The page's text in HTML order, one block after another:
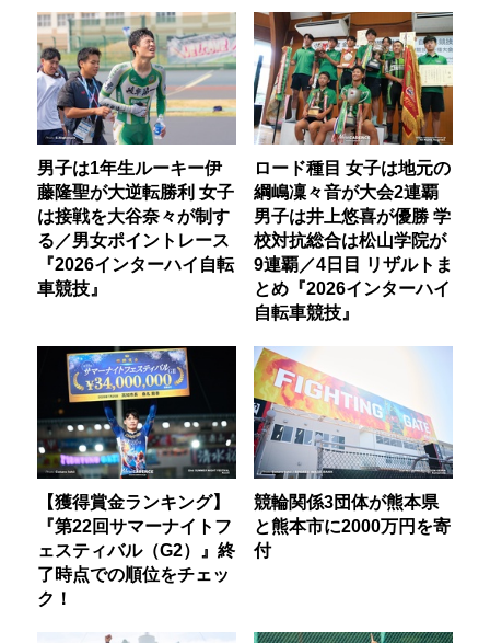
男子は1年生ルーキー伊
藤隆聖が大逆転勝利 女子
は接戦を大谷奈々が制す
る／男女ポイントレース
『2026インターハイ自転
車競技』
ロード種目 女子は地元の
綱嶋凜々音が大会2連覇
男子は井上悠喜が優勝 学
校対抗総合は松山学院が
9連覇／4日目 リザルトま
とめ『2026インターハイ
自転車競技』
【獲得賞金ランキング】
『第22回サマーナイトフ
ェスティバル（G2）』終
了時点での順位をチェッ
ク！
競輪関係3団体が熊本県
と熊本市に2000万円を寄
付